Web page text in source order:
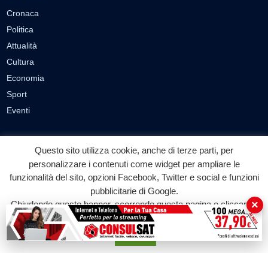
Cronaca
Politica
Attualità
Cultura
Economia
Sport
Eventi
Video Cronaca
Video Politica
Video Economia
Video Cultura
Video Sport
Questo sito utilizza cookie, anche di terze parti, per
personalizzare i contenuti come widget per ampliare le
funzionalità del sito, opzioni Facebook, Twitter e social e funzioni
pubblicitarie di Google.
Chiudendo questo banner, scorrendo questa pagina o cliccando
su qualunque suo elemento acconsenti all'uso dei cookie.
Accetta
×